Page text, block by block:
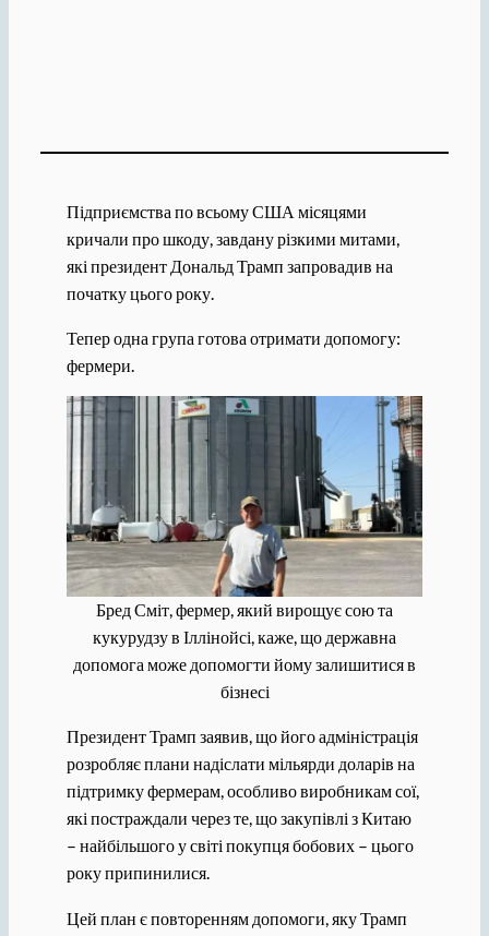
Підприємства по всьому США місяцями
кричали про шкоду, завдану різкими митами,
які президент Дональд Трамп запровадив на
початку цього року.
Тепер одна група готова отримати допомогу:
фермери.
Бред Сміт, фермер, який вирощує сою та
кукурудзу в Іллінойсі, каже, що державна
допомога може допомогти йому залишитися в
бізнесі
Президент Трамп заявив, що його адміністрація
розробляє плани надіслати мільярди доларів на
підтримку фермерам, особливо виробникам сої,
які постраждали через те, що закупівлі з Китаю
– найбільшого у світі покупця бобових – цього
року припинилися.
Цей план є повторенням допомоги, яку Трамп